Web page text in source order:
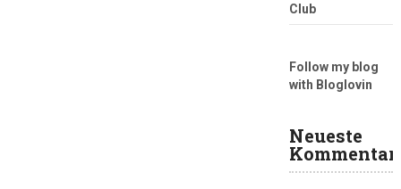
Club
Follow my blog
with Bloglovin
Neueste